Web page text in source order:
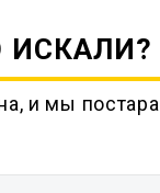
ИСКАЛИ?
и мы